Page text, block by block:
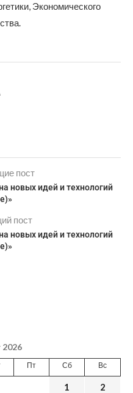
Экономического
пост
новых идей и технологий
пост
новых идей и технологий
2026
Пт Сб Вс
1
2